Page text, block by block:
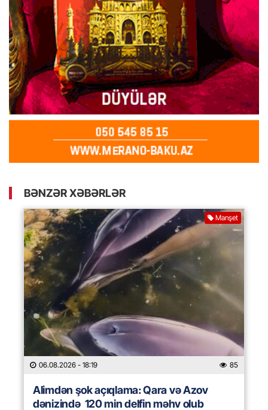
BƏNZƏR XƏBƏRLƏR
Manşet
06.08.2026 - 18:19 85
Alimdən şok açıqlama: Qara və Azov
dənizində 120 min delfin məhv olub